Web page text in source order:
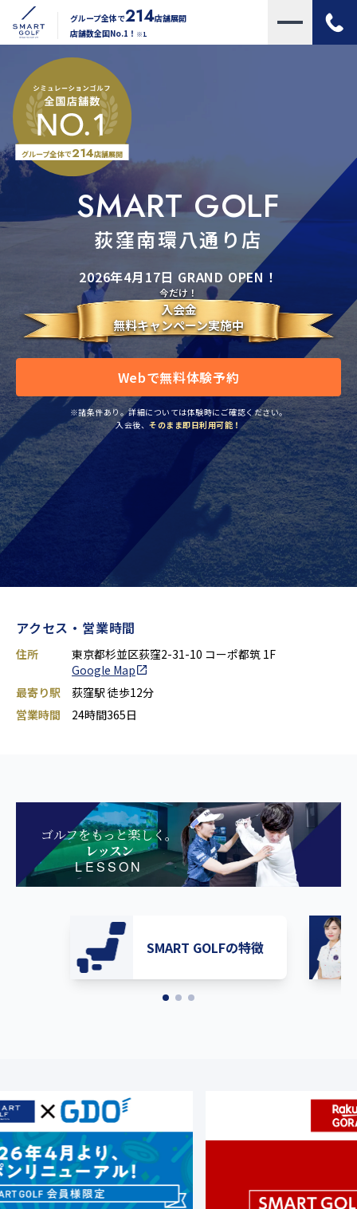
グループ全体で214店舗展開
店舗数全国No.1！ ※1
グループ全体で214店舗展開
SMART GOLF
荻窪南環八通り店
2026年4月17日 GRAND OPEN！
今だけ！
入会金
無料キャンペーン実施中
Webで無料体験予約
※諸条件あり。詳細については体験時にご確認ください。
入会後、そのまま即日利用可能！
アクセス・営業時間
住所
東京都杉並区荻窪2-31-10 コーポ都筑 1F
Google Map
最寄り駅
荻窪駅 徒歩12分
営業時間
24時間365日
ゴルフをもっと楽しく。
レッスン
LESSON
SMART GOLFの特徴